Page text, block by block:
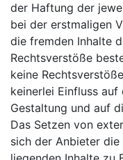
der Haftung der
bei der erstmaligen
die fremden Inhalte
Rechtsverstöße
keine
keinerlei Einfluss
Gestaltung und auf
Das Setzen von
sich der Anbieter